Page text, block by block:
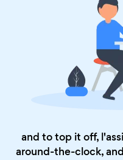
and to top it off,
around-the-clock,